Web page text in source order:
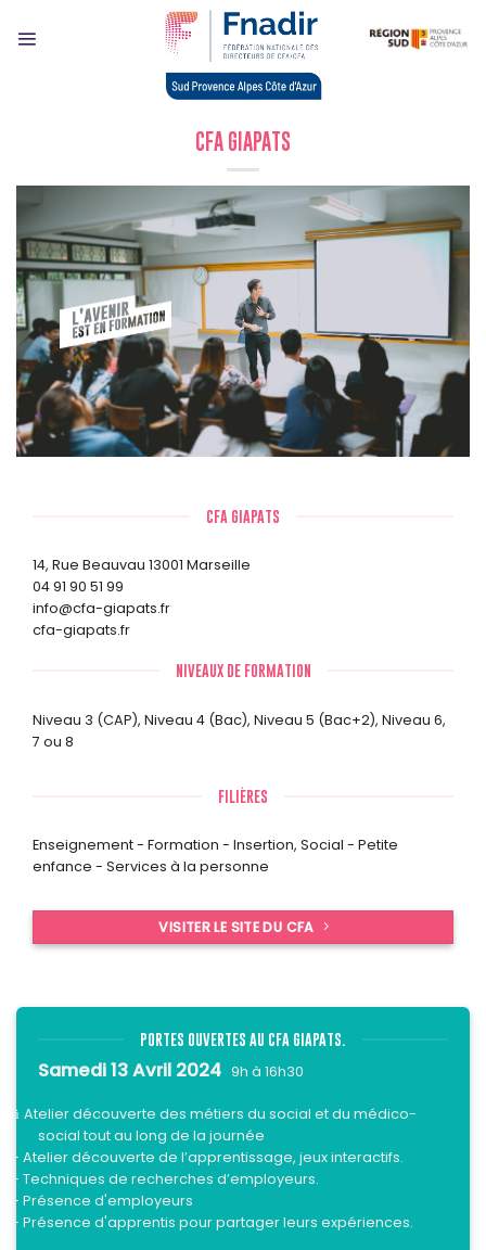
CFA GIAPATS
CFA GIAPATS
14, Rue Beauvau 13001 Marseille
04 91 90 51 99
info@cfa-giapats.fr
cfa-giapats.fr
NIVEAUX DE FORMATION
Niveau 3 (CAP), Niveau 4 (Bac), Niveau 5 (Bac+2), Niveau 6,
7 ou 8
FILIÈRES
Enseignement - Formation - Insertion, Social - Petite
enfance - Services à la personne
VISITER LE SITE DU CFA
PORTES OUVERTES AU CFA GIAPATS.
Samedi 13 Avril 2024 9h à 16h30
ü Atelier découverte des métiers du social et du médico-
social tout au long de la journée
- Atelierdécouverte de l’apprentissage, jeux interactifs.
- Techniques de recherches d’employeurs.
- Présence d'employeurs
- Présence d'apprentis pour partager leurs expériences.